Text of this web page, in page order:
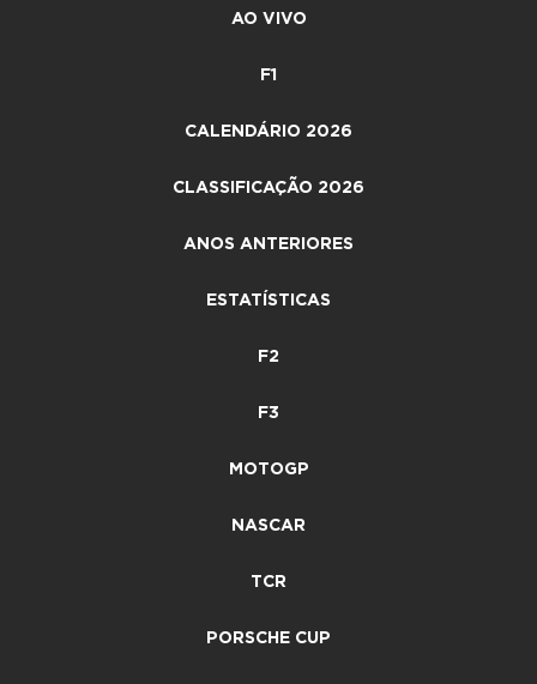
AO VIVO
F1
CALENDÁRIO 2026
CLASSIFICAÇÃO 2026
ANOS ANTERIORES
ESTATÍSTICAS
F2
F3
MOTOGP
NASCAR
TCR
PORSCHE CUP